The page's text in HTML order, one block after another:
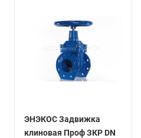
ЭНЭКОС Задвижка
клиновая Проф ЗКР DN